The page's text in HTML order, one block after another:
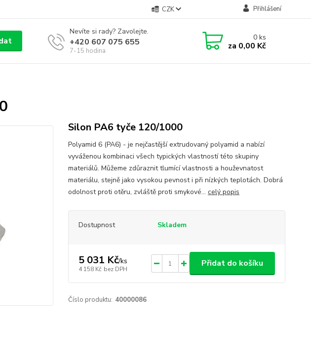
CZK Přihlášení
Nevíte si rady? Zavolejte.
+420 607 075 655
7-15 hodina
0ks
za 0,00 Kč
Silon PA6 tyče 120/1000
Polyamid 6 (PA6) - je nejčastější extrudovaný polyamid a nabízí
vyváženou kombinaci všech typických vlastností této skupiny
materiálů. Můžeme zdůraznit tlumící vlastnosti a houževnatost
materiálu, stejně jako vysokou pevnost i při nízkých teplotách. Dobrá
odolnost proti otěru, zvláště proti smykové... celý popis
Dostupnost Skladem
5 031 Kč/ks
4 158 Kč bez DPH
Přidat do košíku
Číslo produktu: 40000086